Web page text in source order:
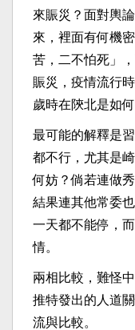
來賑災？面對輿
來，裡面有何機
苦，二不怕死」
賑災，疫情流行
歲時在陝北是如
最可能的解釋是
都不行，尤其是
何妨？倘若連做
結果連其他常委
一天都不能停，
情。
兩相比較，難怪
推特發出的人道
流與比較。